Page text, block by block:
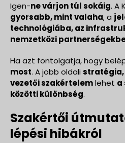
Igen-ne várjon túl sokáig. A
gyorsabb, mint valaha, a
technológiába, az
nemzetközi
Ha azt fontolgatja, hogy
most. A jobb oldali
vezetői szakértelemlehet a
közötti különbség.
Szakértői
lépési hibákról